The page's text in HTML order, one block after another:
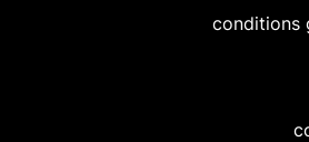
conditions